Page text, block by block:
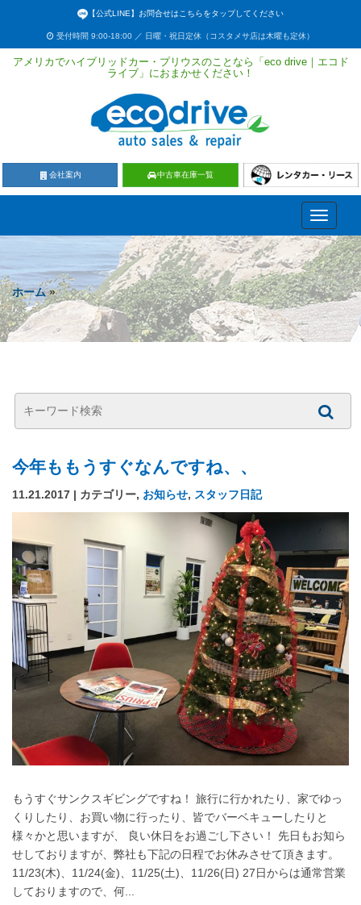
【公式LINE】お問合せはこちらをタップしてください
受付時間 9:00-18:00 ／ 日曜・祝日定休（コスタメサ店は木曜も定休）
アメリカでハイブリッドカー・プリウスのことなら「eco drive｜エコド
ライブ」におまかせください！
会社案内 中古車在庫一覧
Toggle
ホーム»
今年ももうすぐなんですね、、
11.21.2017 | カテゴリー, お知らせ, スタッフ日記
もうすぐサンクスギビングですね！ 旅行に行かれたり、家でゆっ
くりしたり、お買い物に行ったり、皆でバーベキューしたりと
様々かと思いますが、 良い休日をお過ごし下さい！ 先日もお知ら
せしておりますが、弊社も下記の日程でお休みさせて頂きます。
11/23(木)、11/24(金)、11/25(土)、11/26(日) 27日からは通常営業
しておりますので、何...